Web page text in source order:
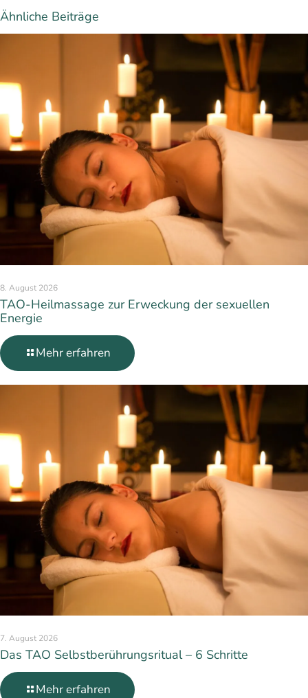
Ähnliche Beiträge
8. August 2026
TAO-Heilmassage zur Erweckung der sexuellen
Energie
Mehr erfahren
7. August 2026
Das TAO Selbstberührungsritual – 6 Schritte
Mehr erfahren